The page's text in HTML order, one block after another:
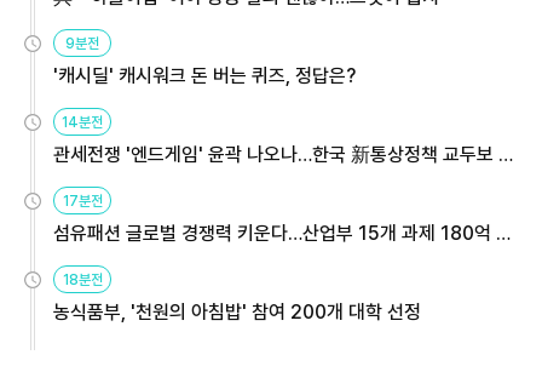
9분전
'캐시딜' 캐시워크 돈 버는 퀴즈, 정답은?
14분전
관세전쟁 '엔드게임' 윤곽 나오나…한국 新통상정책 교두보 활
용해야
17분전
섬유패션 글로벌 경쟁력 키운다…산업부 15개 과제 180억 지
원
18분전
농식품부, '천원의 아침밥' 참여 200개 대학 선정